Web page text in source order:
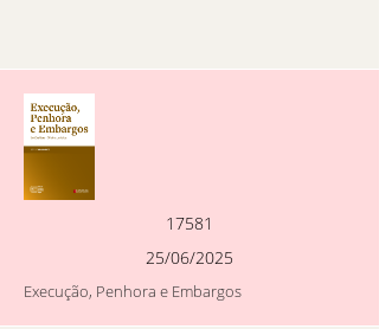
17581
25/06/2025
Execução, Penhora e Embargos